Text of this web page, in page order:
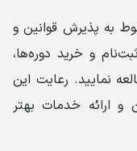
به پذیرش قوانین و
و خرید دوره‌ها،
نمایید. رعایت این
ارائه خدمات بهتر